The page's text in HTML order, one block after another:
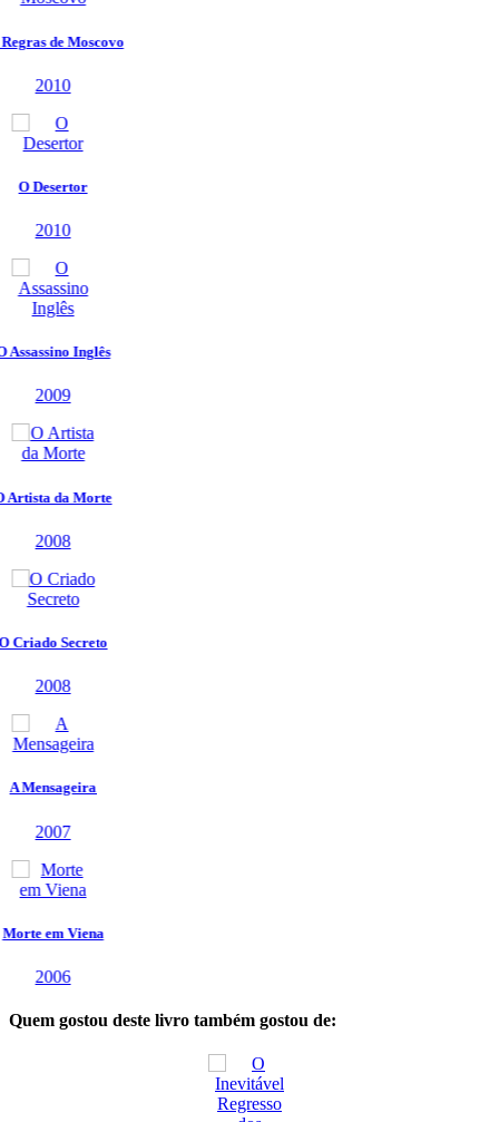
Quem gostou deste livro também gostou de: